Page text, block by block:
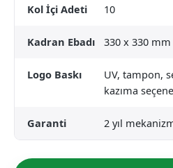
Kol İçi Adeti 10
Kadran Ebadı 330 x 330 mm
Logo Baskı
UV, tampon,
kazıma
Garanti 2 yıl